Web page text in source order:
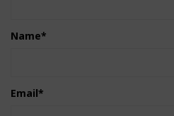
Name*
Email*